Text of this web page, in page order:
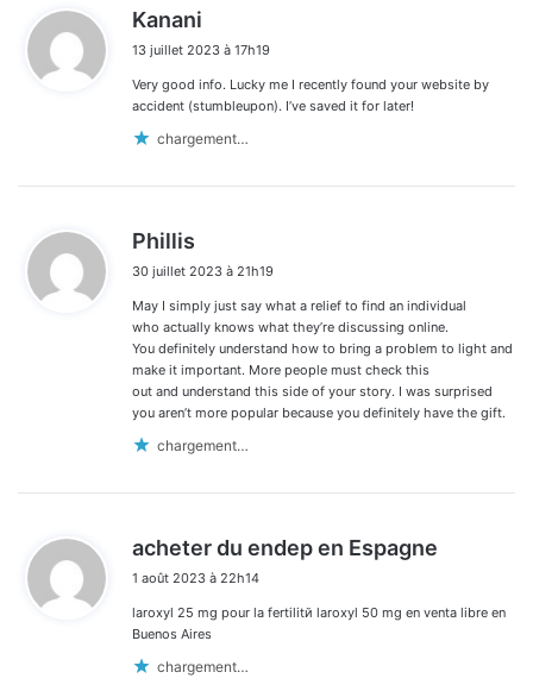
Kanani
t
:
13 juillet 2023 à 17h19
Very good info. Lucky me I recently found your website by
accident (stumbleupon). I’ve saved it for later!
chargement…
Phillis
t
:
30 juillet 2023 à 21h19
May I simply just say what a relief to find an individual
who actually knows what they’re discussing online.
You definitely understand how to bring a problem to light and
make it important. More people must check this
out and understand this side of your story. I was surprised
you aren’t more popular because you definitely have the gift.
chargement…
acheter du endep en Espagne
1 août 2023 à 22h14
laroxyl 25 mg pour la fertilitй laroxyl 50 mg en venta libre en
Buenos Aires
chargement…